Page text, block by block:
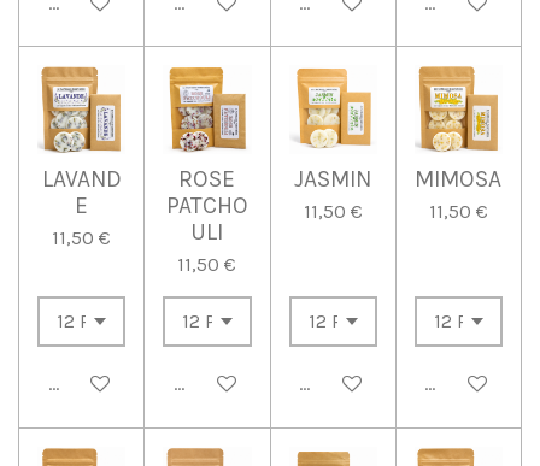
LAVAND
E
11,50 €
Ajouter au panier
ROSE
PATCHO
ULI
11,50 €
Ajouter au panier
JASMIN
11,50 €
Ajouter au panier
MIMOSA
11,50 €
Ajouter au